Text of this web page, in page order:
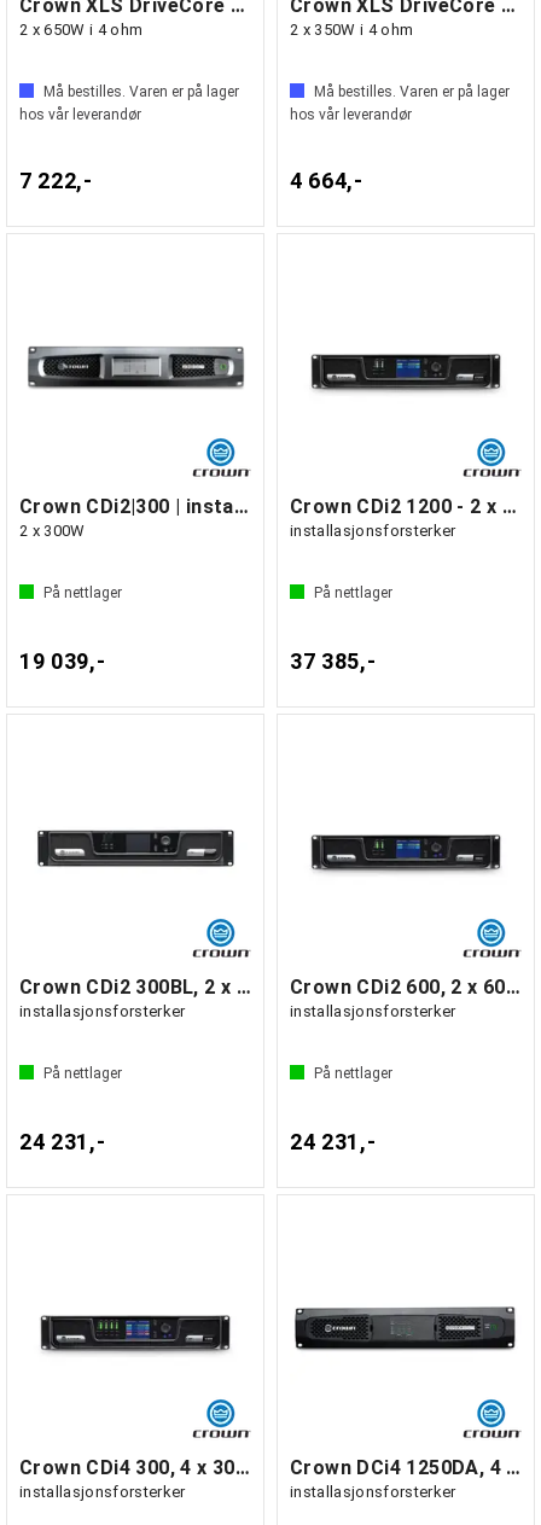
Crown XLS DriveCore 2002
2 x 650W i 4 ohm
Må bestilles. Varen er på lager
hos vår leverandør
7 222,-
Crown XLS DriveCore 1002
2 x 350W i 4 ohm
Må bestilles. Varen er på lager
hos vår leverandør
4 664,-
Crown CDi2|300 | installasjonsforsterker
2 x 300W
På nettlager
19 039,-
Crown CDi2 1200 - 2 x 1200W
installasjonsforsterker
På nettlager
37 385,-
Crown CDi2 300BL, 2 x 300W BLU Link
installasjonsforsterker
På nettlager
24 231,-
Crown CDi2 600, 2 x 600W
installasjonsforsterker
På nettlager
24 231,-
Crown CDi4 300, 4 x 300W
installasjonsforsterker
Crown DCi4 1250DA, 4 x 1250W DSP Dante
installasjonsforsterker